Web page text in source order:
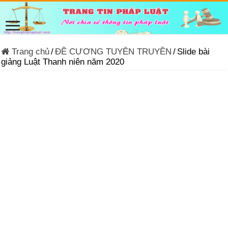
Trang chủ/ĐỀ CƯƠNG TUYÊN TRUYỀN / Slide bài
giảng Luật Thanh niên năm 2020